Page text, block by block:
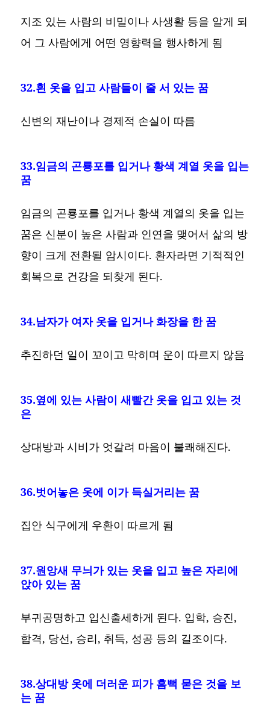
지조 있는 사람의 비밀이나 사생활 등을 알게 되
어 그 사람에게 어떤 영향력을 행사하게 됨
32.흰 옷을 입고 사람들이 줄 서 있는 꿈
신변의 재난이나 경제적 손실이 따름
33.임금의 곤룡포를 입거나 황색 계열 옷을 입는
꿈
임금의 곤룡포를 입거나 황색 계열의 옷을 입는
꿈은 신분이 높은 사람과 인연을 맺어서 삶의 방
향이 크게 전환될 암시이다. 환자라면 기적적인
회복으로 건강을 되찾게 된다.
34.남자가 여자 옷을 입거나 화장을 한 꿈
추진하던 일이 꼬이고 막히며 운이 따르지 않음
35.옆에 있는 사람이 새빨간 옷을 입고 있는 것
은
상대방과 시비가 엇갈려 마음이 불쾌해진다.
36.벗어놓은 옷에 이가 득실거리는 꿈
집안 식구에게 우환이 따르게 됨
37.원앙새 무늬가 있는 옷을 입고 높은 자리에
앉아 있는 꿈
부귀공명하고 입신출세하게 된다. 입학, 승진,
합격, 당선, 승리, 취득, 성공 등의 길조이다.
38.상대방 옷에 더러운 피가 흠뻑 묻은 것을 보
는 꿈